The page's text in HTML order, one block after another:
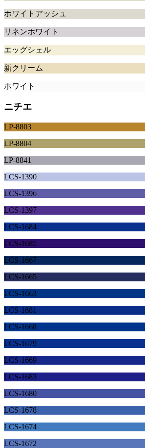
ホワイトアッシュ
リネンホワイト
エッグシェル
新クリーム
ホワイト
ニチエ
LP-8803
LP-8804
LP-8841
LCS-1390
LCS-1396
LCS-1397
LCS-1684
LCS-1685
LCS-1667
LCS-1665
LCS-1663
LCS-1681
LCS-1668
LCS-1679
LCS-1669
LCS-1683
LCS-1680
LCS-1678
LCS-1674
LCS-1672